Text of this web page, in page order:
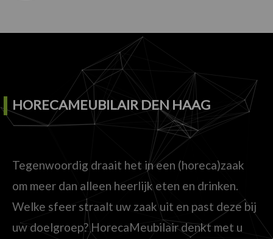
HORECAMEUBILAIR DEN HAAG
Tegenwoordig draait het in een (horeca)zaak
om meer dan alleen heerlijk eten en drinken.
Welke sfeer straalt uw zaak uit en past deze bij
uw doelgroep? HorecaMeubilair denkt met u